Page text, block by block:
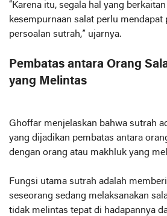
“Karena itu, segala hal yang
kesempurnaan salat perlu mendapat
persoalan sutrah,” ujarnya.
Pembatas antara Orang
yang Melintas
Ghoffar menjelaskan bahwa sutrah
yang dijadikan pembatas antara
dengan orang atau makhluk yang
Fungsi utama sutrah adalah
seseorang sedang melaksanakan
tidak melintas tepat di hadapannya